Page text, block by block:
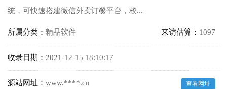
统，可快速搭建微信外卖订餐平台，校...
所属分类： 精品软件 来访估算： 1097
收录日期： 2021-12-15 18:10:17
源站网址： www.****.cn 查看网址